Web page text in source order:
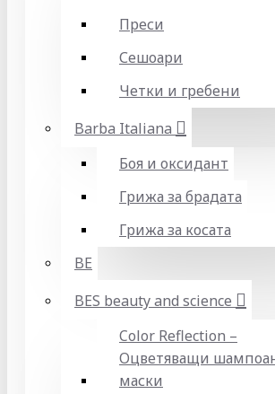
Преси
Сешоари
Четки и гребени
Barba Italiana
Боя и оксидант
Грижа за брадата
Грижа за косата
BE
BES beauty and science
Color Reflection –
Оцветяващи
маски